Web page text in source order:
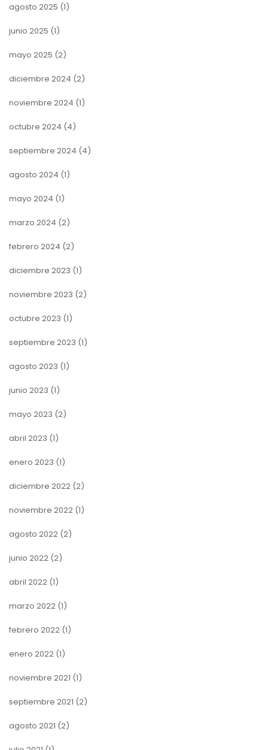
agosto 2025 (1)
junio 2025 (1)
mayo 2025 (2)
diciembre 2024 (2)
noviembre 2024 (1)
octubre 2024 (4)
septiembre 2024 (4)
agosto 2024 (1)
mayo 2024 (1)
marzo 2024 (2)
febrero 2024 (2)
diciembre 2023 (1)
noviembre 2023 (2)
octubre 2023 (1)
septiembre 2023 (1)
agosto 2023 (1)
junio 2023 (1)
mayo 2023 (2)
abril 2023 (1)
enero 2023 (1)
diciembre 2022 (2)
noviembre 2022 (1)
agosto 2022 (2)
junio 2022 (2)
abril 2022 (1)
marzo 2022 (1)
febrero 2022 (1)
enero 2022 (1)
noviembre 2021 (1)
septiembre 2021 (2)
agosto 2021 (2)